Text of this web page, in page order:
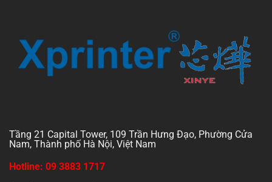
Tầng 21 Capital Tower, 109 Trần Hưng Đạo, Phường Cửa
Nam, Thành phố Hà Nội, Việt Nam
Hotline: 09 3883 1717